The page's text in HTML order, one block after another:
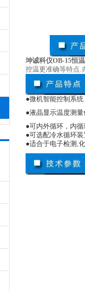
坤诚科仪OB-15恒
控温更准确等特点.
●微机智能控制系
●液晶显示温度测
●可内外循环，内
●可选配冷水循环
●适合于电子检测 ,